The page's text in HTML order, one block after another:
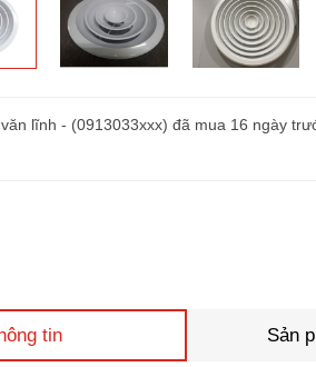
-(355733906xxx)đã mua 3 tháng
tin Sản